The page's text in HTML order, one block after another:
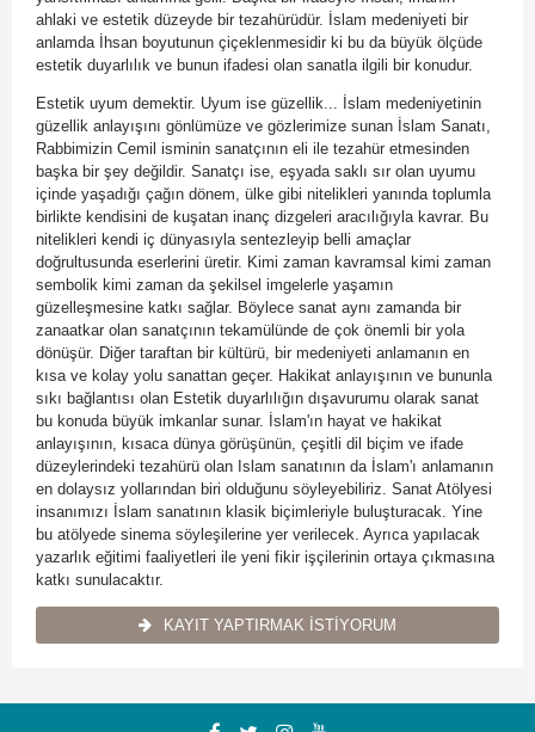
ahlaki ve estetik düzeyde bir tezahürüdür. İslam medeniyeti bir
anlamda İhsan boyutunun çiçeklenmesidir ki bu da büyük ölçüde
estetik duyarlılık ve bunun ifadesi olan sanatla ilgili bir konudur.
Estetik uyum demektir. Uyum ise güzellik... İslam medeniyetinin
güzellik anlayışını gönlümüze ve gözlerimize sunan İslam Sanatı,
Rabbimizin Cemil isminin sanatçının eli ile tezahür etmesinden
başka bir şey değildir. Sanatçı ise, eşyada saklı sır olan uyumu
içinde yaşadığı çağın dönem, ülke gibi nitelikleri yanında toplumla
birlikte kendisini de kuşatan inanç dizgeleri aracılığıyla kavrar. Bu
nitelikleri kendi iç dünyasıyla sentezleyip belli amaçlar
doğrultusunda eserlerini üretir. Kimi zaman kavramsal kimi zaman
sembolik kimi zaman da şekilsel imgelerle yaşamın
güzelleşmesine katkı sağlar. Böylece sanat aynı zamanda bir
zanaatkar olan sanatçının tekamülünde de çok önemli bir yola
dönüşür. Diğer taraftan bir kültürü, bir medeniyeti anlamanın en
kısa ve kolay yolu sanattan geçer. Hakikat anlayışının ve bununla
sıkı bağlantısı olan Estetik duyarlılığın dışavurumu olarak sanat
bu konuda büyük imkanlar sunar. İslam'ın hayat ve hakikat
anlayışının, kısaca dünya görüşünün, çeşitli dil biçim ve ifade
düzeylerindeki tezahürü olan Islam sanatının da İslam'ı anlamanın
en dolaysız yollarından biri olduğunu söyleyebiliriz. Sanat Atölyesi
insanımızı İslam sanatının klasik biçimleriyle buluşturacak. Yine
bu atölyede sinema söyleşilerine yer verilecek. Ayrıca yapılacak
yazarlık eğitimi faaliyetleri ile yeni fikir işçilerinin ortaya çıkmasına
katkı sunulacaktır.
KAYIT YAPTIRMAK İSTİYORUM